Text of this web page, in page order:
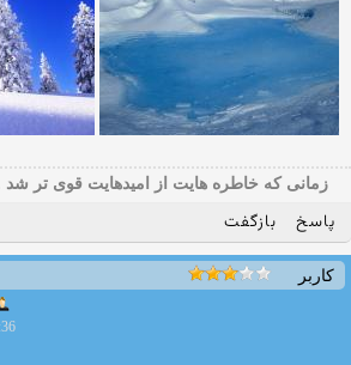
زمانی که خاطره هایت از امیدهایت قوی تر
پاسخ بازگفت
کاربر